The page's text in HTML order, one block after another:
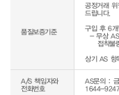
품질보증기준
공정거래
드립니다.
구입 후 6개
  - 무상 AS 항목
상기 AS 항
A/S 책임자와
전화번호
AS문의 :
1644-9247